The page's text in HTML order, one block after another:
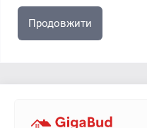
Продовжити